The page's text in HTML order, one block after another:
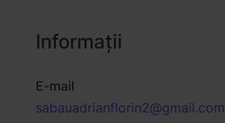
Informaţii
E-mail
sabauadrianflorin2@gmail.com